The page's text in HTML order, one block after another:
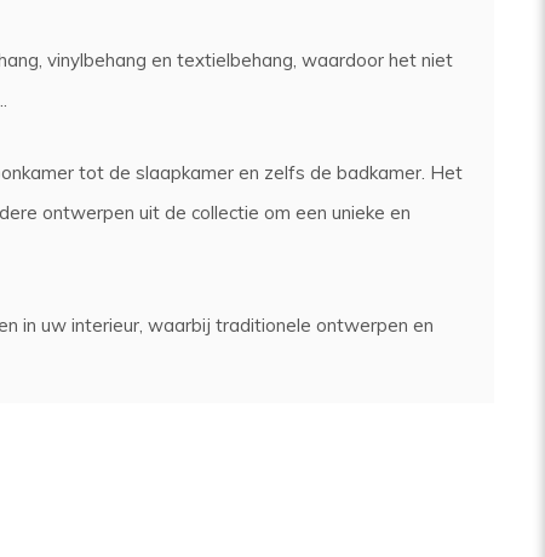
vinylbehang en textielbehang, waardoor het niet
tot de slaapkamer en zelfs de badkamer. Het
ontwerpen uit de collectie om een unieke en
in uw interieur, waarbij traditionele ontwerpen en